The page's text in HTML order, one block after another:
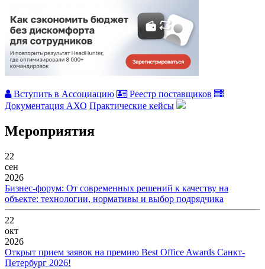
Вступить в Ассоциацию
Реестр поставщиков
Документация АХО Практические кейсы
Мероприятия
22
сен
2026
Бизнес-форум: От современных решений к качеству на
объекте: технологии, нормативы и выбор подрядчика
22
окт
2026
Открыт прием заявок на премию Best Office Awards Санкт-
Петербург 2026!